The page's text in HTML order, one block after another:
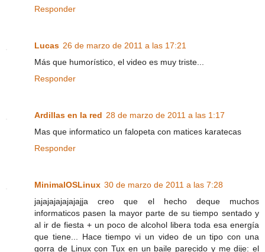
Responder
Lucas 26 de marzo de 2011 a las 17:21
Más que humorístico, el video es muy triste...
Responder
Ardillas en la red 28 de marzo de 2011 a las 1:17
Mas que informatico un falopeta con matices karatecas
Responder
MinimalOSLinux 30 de marzo de 2011 a las 7:28
jajajajajajajajja creo que el hecho deque muchos
informaticos pasen la mayor parte de su tiempo sentado y
al ir de fiesta + un poco de alcohol libera toda esa energía
que tiene... Hace tiempo vi un video de un tipo con una
gorra de Linux con Tux en un baile parecido y me dije: el